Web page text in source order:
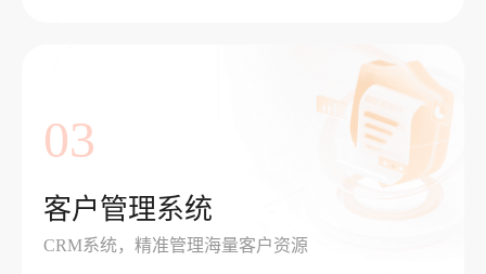
03
客户管理系统
CRM系统，精准管理海量客户资源